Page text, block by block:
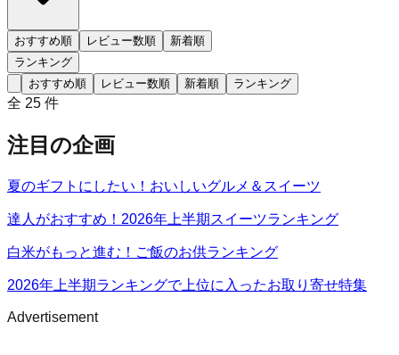
おすすめ順 レビュー数順
新着順
ランキング
おすすめ順
レビュー数順 新着順 ランキング
全 25 件
注目の企画
夏のギフトにしたい！おいしいグルメ＆スイーツ
達人がおすすめ！2026年上半期スイーツランキング
白米がもっと進む！ご飯のお供ランキング
2026年上半期ランキングで上位に入ったお取り寄せ特集
Advertisement